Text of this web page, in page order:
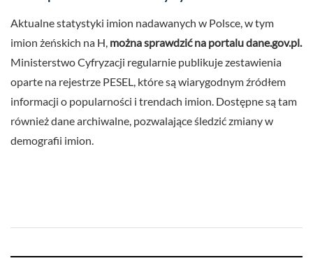
Aktualne statystyki imion nadawanych w Polsce, w tym
imion żeńskich na H, można sprawdzić na portalu dane.gov.pl.
Ministerstwo Cyfryzacji regularnie publikuje zestawienia
oparte na rejestrze PESEL, które są wiarygodnym źródłem
informacji o popularności i trendach imion. Dostępne są tam
również dane archiwalne, pozwalające śledzić zmiany w
demografii imion.